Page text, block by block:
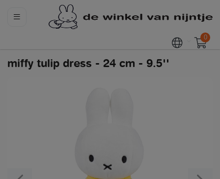
0
miffy tulip dress - 24 cm - 9.5''